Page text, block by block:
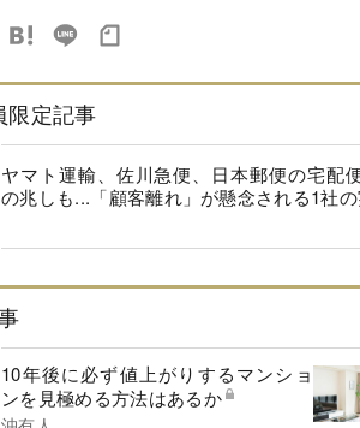
限定記事
ヤマト運輸、佐川急便、日本郵便の宅配
の兆しも...「顧客離れ」が懸念される1社の
10年後に必ず値上がりするマンショ
ンを見極める方法はあるか